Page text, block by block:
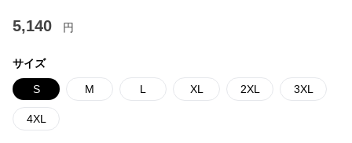
5,140 円
サイズ
S M L XL 2XL 3XL
4XL